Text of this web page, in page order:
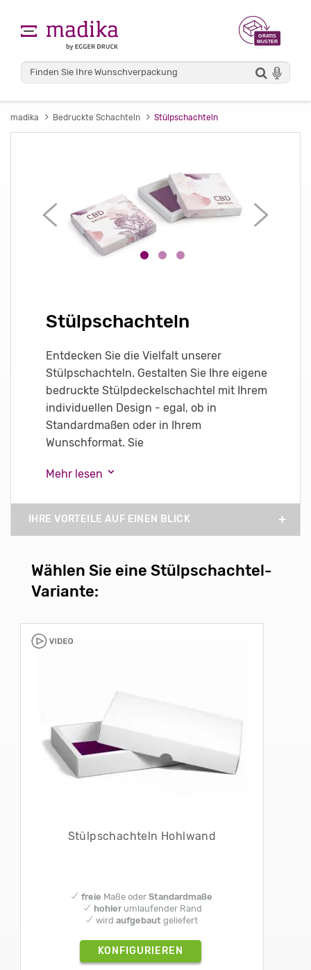
madika Bedruckte Schachteln Stülpschachteln
Stülpschachteln
Entdecken Sie die Vielfalt unserer
Stülpschachteln. Gestalten Sie Ihre eigene
bedruckte Stülpdeckelschachtel mit Ihrem
individuellen Design - egal, ob in
Standardmaßen oder in Ihrem
Wunschformat. Sie
Mehr lesen
IHRE VORTEILE AUF EINEN BLICK
Wählen Sie eine Stülpschachtel-
Variante:
Stülpschachteln Hohlwand
✔ freie Maße oder Standardmaße
✔ hohlerumlaufender Rand
✔ wird aufgebautgeliefert
KONFIGURIEREN